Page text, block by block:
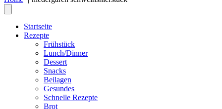
Startseite
Rezepte
Frühstück
Lunch/Dinner
Dessert
Snacks
Beilagen
Gesundes
Schnelle Rezepte
Brot